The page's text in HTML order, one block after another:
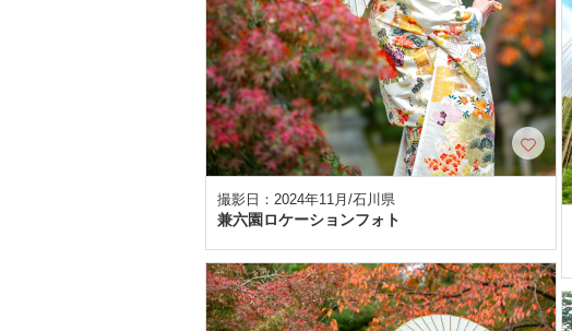
撮影日：2024年11月/石川県
兼六園ロケーションフォト